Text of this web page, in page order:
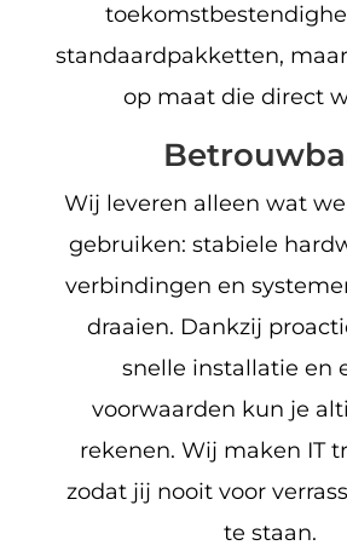
standaardpakketten,
op maat die direct
Wij leveren alleen wat
gebruiken: stabiele
verbindingen en
draaien. Dankzij
snelle installatie en
voorwaarden kun je
rekenen. Wij maken IT
zodat jij nooit voor
te staan.